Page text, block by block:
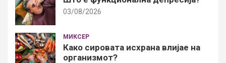
03/08/2026
МИКСЕР
Како сировата исхрана влијае на
организмот?